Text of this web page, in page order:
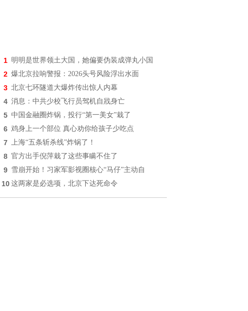
1 明明是世界领土大国，她偏要伪装成弹丸小国
2 爆北京拉响警报：2026头号风险浮出水面
3 北京七环隧道大爆炸传出惊人内幕
4 消息：中共少校飞行员驾机自戕身亡
5 中国金融圈炸锅，投行“第一美女”栽了
6 鸡身上一个部位 真心劝你给孩子少吃点
7 上海“五条斩杀线”炸锅了！
8 官方出手倪萍栽了这些事瞒不住了
9 雪崩开始！习家军影视圈核心“马仔”主动自
10 这两家是必选项，北京下达死命令